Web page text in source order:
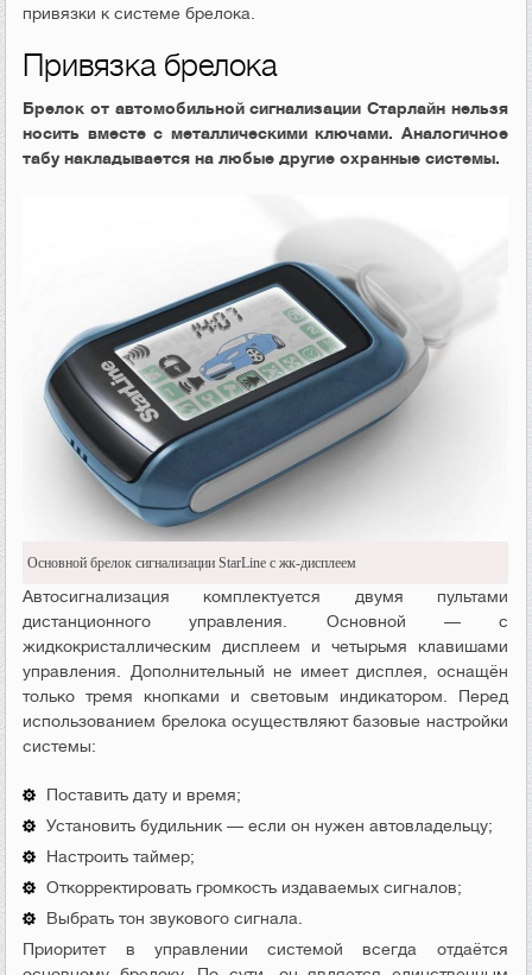
привязки к системе брелока.
Привязка брелока
Брелок от автомобильной сигнализации Старлайн нельзя
носить вместе с металлическими ключами. Аналогичное
табу накладывается на любые другие охранные системы.
Основной брелок сигнализации StarLine с жк-дисплеем
Автосигнализация комплектуется двумя пультами
дистанционного управления. Основной — с
жидкокристаллическим дисплеем и четырьмя клавишами
управления. Дополнительный не имеет дисплея, оснащён
только тремя кнопками и световым индикатором. Перед
использованием брелока осуществляют базовые настройки
системы:
Поставить дату и время;
Установить будильник — если он нужен автовладельцу;
Настроить таймер;
Откорректировать громкость издаваемых сигналов;
Выбрать тон звукового сигнала.
Приоритет в управлении системой всегда отдаётся